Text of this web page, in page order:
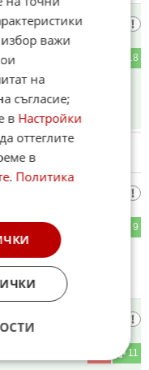
18
9
11
важи
на
съгласие;
в Настройки
оттеглите
в
. Политика